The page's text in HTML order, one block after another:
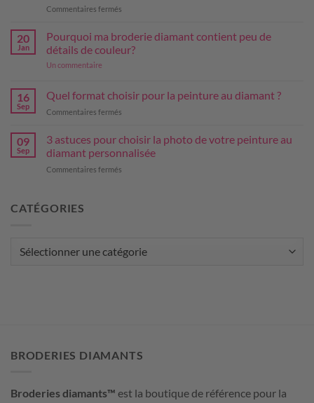
Commentaires fermés
broderie
diamant:
le
contre
20
Jan
Pourquoi ma broderie diamant contient peu de
détails de couleur?
Un commentaire
broderie
diamant
contient
détails
de
couleur?
16
Sep
Quel format choisir pour la peinture au diamant ?
Commentaires fermés
format
choisir
pour
09
Sep
3 astuces pour choisir la photo de votre peinture au
diamant personnalisée
Commentaires fermés
de
CATÉGORIES
BRODERIES DIAMANTS
Broderies diamants™ est la boutique de référence pour la